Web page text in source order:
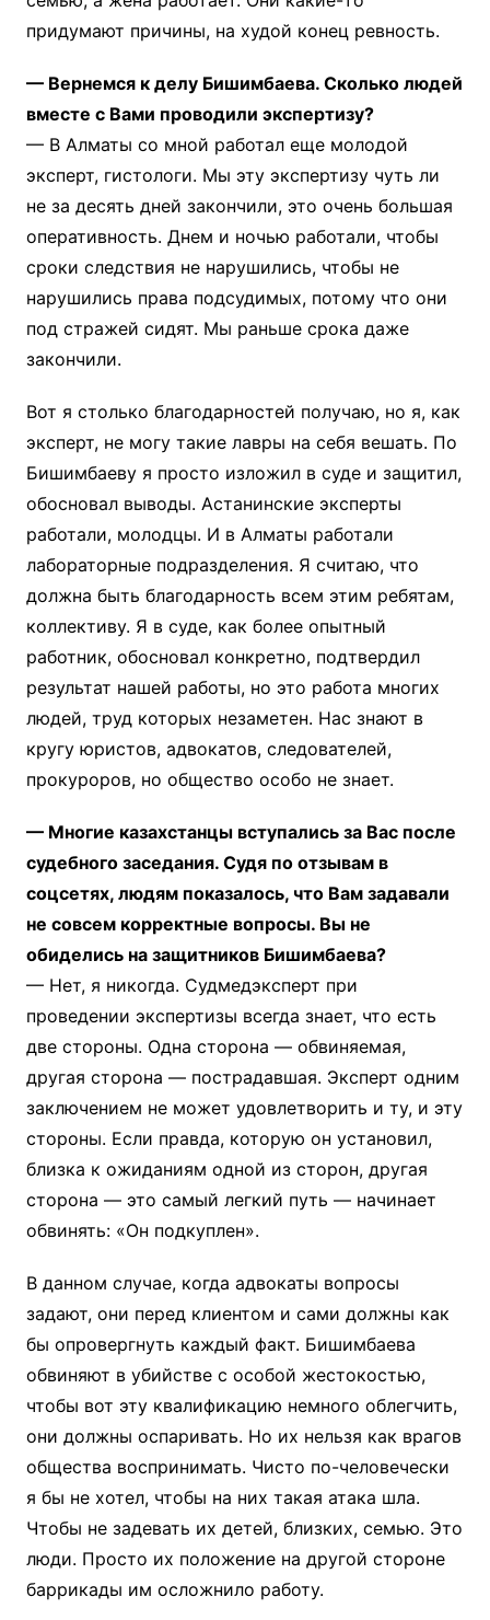
придумают причины, на худой конец ревность.
— Вернемся к делу Бишимбаева. Сколько людей
вместе с Вами проводили экспертизу?
— В Алматы со мной работал еще молодой
эксперт, гистологи. Мы эту экспертизу чуть ли
не за десять дней закончили, это очень большая
оперативность. Днем и ночью работали, чтобы
сроки следствия не нарушились, чтобы не
нарушились права подсудимых, потому что они
под стражей сидят. Мы раньше срока даже
закончили.
Вот я столько благодарностей получаю, но я, как
эксперт, не могу такие лавры на себя вешать. По
Бишимбаеву я просто изложил в суде и защитил,
обосновал выводы. Астанинские эксперты
работали, молодцы. И в Алматы работали
лабораторные подразделения. Я считаю, что
должна быть благодарность всем этим ребятам,
коллективу. Я в суде, как более опытный
работник, обосновал конкретно, подтвердил
результат нашей работы, но это работа многих
людей, труд которых незаметен. Нас знают в
кругу юристов, адвокатов, следователей,
прокуроров, но общество особо не знает.
— Многие казахстанцы вступались за Вас после
судебного заседания. Судя по отзывам в
соцсетях, людям показалось, что Вам задавали
не совсем корректные вопросы. Вы не
обиделись на защитников Бишимбаева?
— Нет, я никогда. Судмедэксперт при
проведении экспертизы всегда знает, что есть
две стороны. Одна сторона — обвиняемая,
другая сторона — пострадавшая. Эксперт одним
заключением не может удовлетворить и ту, и эту
стороны. Если правда, которую он установил,
близка к ожиданиям одной из сторон, другая
сторона — это самый легкий путь — начинает
обвинять: «Он подкуплен».
В данном случае, когда адвокаты вопросы
задают, они перед клиентом и сами должны как
бы опровергнуть каждый факт. Бишимбаева
обвиняют в убийстве с особой жестокостью,
чтобы вот эту квалификацию немного облегчить,
они должны оспаривать. Но их нельзя как врагов
общества воспринимать. Чисто по-человечески
я бы не хотел, чтобы на них такая атака шла.
Чтобы не задевать их детей, близких, семью. Это
люди. Просто их положение на другой стороне
баррикады им осложнило работу.